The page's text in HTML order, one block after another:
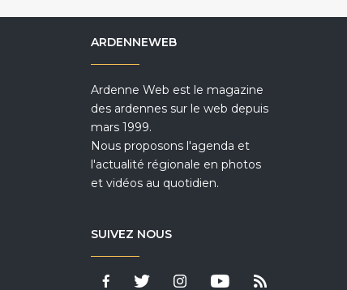
ARDENNEWEB
Ardenne Web est le magazine
des ardennes sur le web depuis
mars 1999.
Nous proposons l'agenda et
l'actualité régionale en photos
et vidéos au quotidien.
SUIVEZ NOUS